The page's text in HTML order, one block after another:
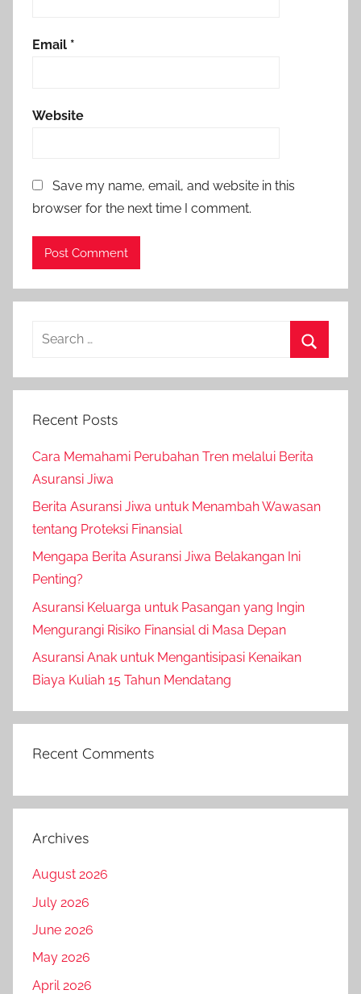
Email *
Website
Save my name, email, and website in this
browser for the next time I comment.
Recent Posts
Cara Memahami Perubahan Tren melalui Berita
Asuransi Jiwa
Berita Asuransi Jiwa untuk Menambah Wawasan
tentang Proteksi Finansial
Mengapa Berita Asuransi Jiwa Belakangan Ini
Penting?
Asuransi Keluarga untuk Pasangan yang Ingin
Mengurangi Risiko Finansial di Masa Depan
Asuransi Anak untuk Mengantisipasi Kenaikan
Biaya Kuliah 15 Tahun Mendatang
Recent Comments
Archives
August 2026
July 2026
June 2026
May 2026
April 2026